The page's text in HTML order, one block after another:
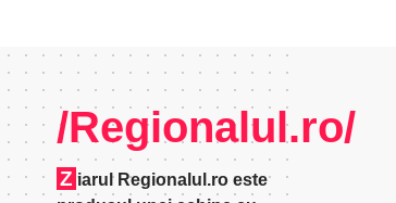
/Regionalul.ro/
Z iarul Regionalul.ro este